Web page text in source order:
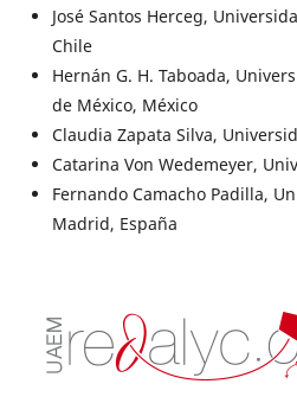
José Santos Herceg,
Chile
Hernán G. H. Taboada,
de México, México
Claudia Zapata Silva,
Catarina Von Wedemeyer,
Fernando Camacho Padilla,
Madrid, España